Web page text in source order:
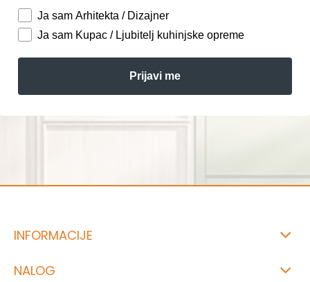
Ja sam Arhitekta / Dizajner
Ja sam Kupac / Ljubitelj kuhinjske opreme
Prijavi me
INFORMACIJE
NALOG